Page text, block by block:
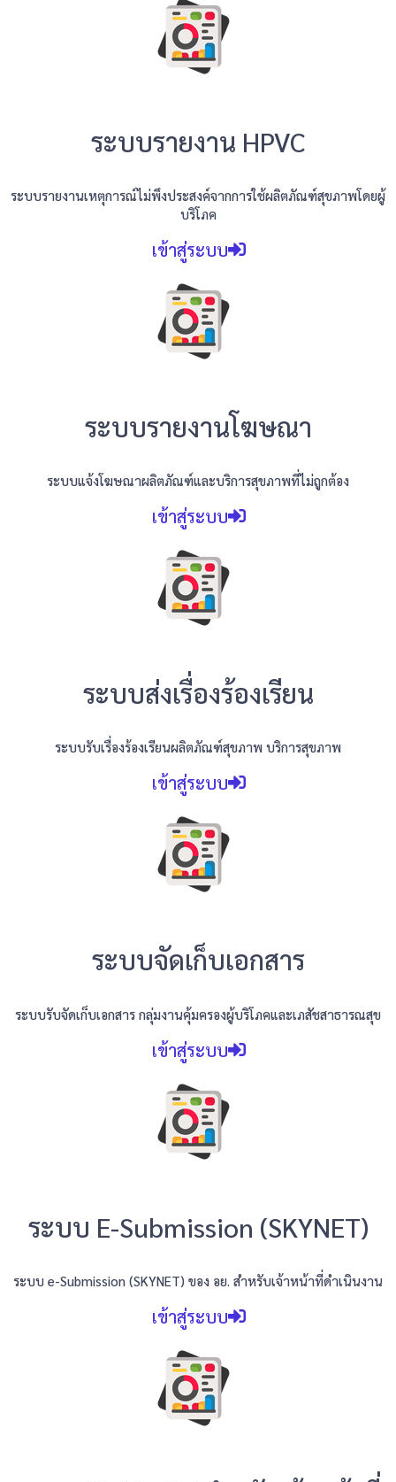
ระบบรายงาน HPVC
ระบบรายงานเหตุการณ์ไม่พึงประสงค์จากการใช้ผลิตภัณฑ์สุขภาพโดยผู้
บริโภค
เข้าสู่ระบบ
ระบบรายงานโฆษณา
ระบบแจ้งโฆษณาผลิตภัณฑ์และบริการสุขภาพที่ไม่ถูกต้อง
เข้าสู่ระบบ
ระบบส่งเรื่องร้องเรียน
ระบบรับเรื่องร้องเรียนผลิตภัณฑ์สุขภาพ บริการสุขภาพ
เข้าสู่ระบบ
ระบบจัดเก็บเอกสาร
ระบบรับจัดเก็บเอกสาร กลุ่มงานคุ้มครองผู้บริโภคและเภสัชสาธารณสุข
เข้าสู่ระบบ
ระบบ E-Submission (SKYNET)
ระบบ e-Submission (SKYNET) ของ อย. สำหรับเจ้าหน้าที่ดำเนินงาน
เข้าสู่ระบบ